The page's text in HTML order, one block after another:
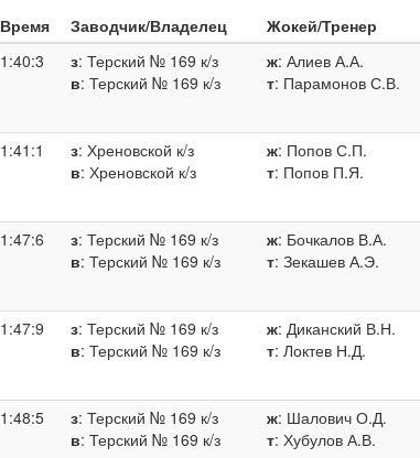
Время Заводчик/Владелец Жокей/Тренер
1:40:3 з: Терский № 169 к/з
в: Терский № 169 к/з
ж: Алиев А.А.
т: Парамонов С.В.
1:41:1 з: Хреновской к/з
в: Хреновской к/з
ж: Попов С.П.
т: Попов П.Я.
1:47:6 з: Терский № 169 к/з
в: Терский № 169 к/з
ж: Бочкалов В.А.
т: Зекашев А.Э.
1:47:9 з: Терский № 169 к/з
в: Терский № 169 к/з
ж: Диканский В.Н.
т: Локтев Н.Д.
1:48:5 з: Терский № 169 к/з
в: Терский № 169 к/з
ж: Шалович О.Д.
т: Хубулов А.В.